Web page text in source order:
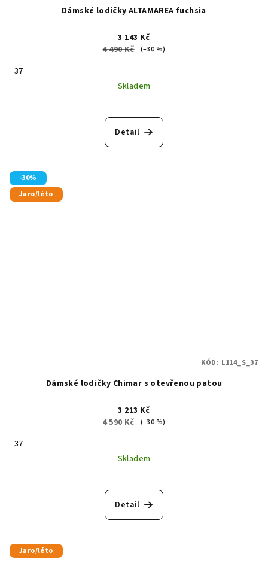
Dámské lodičky ALTAMAREA fuchsia
3 143 Kč
4 490 Kč
(–30 %)
37
Skladem
Detail
-30%
Jaro/léto
Dámské lodičky Chimar s otevřenou patou
3 213 Kč
4 590 Kč
(–30 %)
37
Skladem
Detail
KÓD: L114_S_37
Jaro/léto